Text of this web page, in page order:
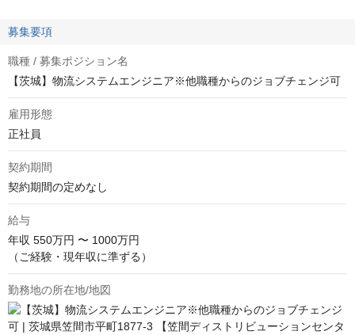
募集要項
職種 / 募集ポジション名
【茨城】物流システムエンジニア※他職種からのジョブチェンジ可
雇用形態
正社員
契約期間
契約期間の定めなし
給与
年収 550万円 〜 1000万円
（ご経験・現年収に準ずる）
勤務地の所在地/地図